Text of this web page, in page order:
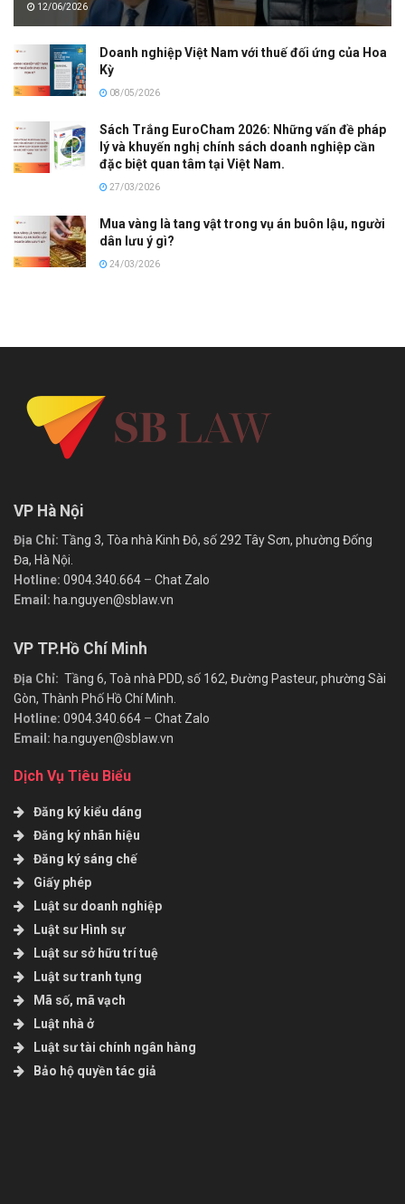
12/06/2026
Doanh nghiệp Việt Nam với thuế đối ứng của Hoa
Kỳ
08/05/2026
Sách Trắng EuroCham 2026: Những vấn đề pháp
lý và khuyến nghị chính sách doanh nghiệp cần
đặc biệt quan tâm tại Việt Nam.
27/03/2026
Mua vàng là tang vật trong vụ án buôn lậu, người
dân lưu ý gì?
24/03/2026
VP Hà Nội
Địa Chỉ: Tầng 3, Tòa nhà Kinh Đô, số 292 Tây Sơn, phường Đống
Đa, Hà Nội.
Hotline: 0904.340.664 – Chat Zalo
Email: ha.nguyen@sblaw.vn
VP TP.Hồ Chí Minh
Địa Chỉ: Tầng 6, Toà nhà PDD, số 162, Đường Pasteur, phường Sài
Gòn, Thành Phố Hồ Chí Minh.
Hotline: 0904.340.664 – Chat Zalo
Email: ha.nguyen@sblaw.vn
Dịch Vụ Tiêu Biểu
Đăng ký kiểu dáng
Đăng ký nhãn hiệu
Đăng ký sáng chế
Giấy phép
Luật sư doanh nghiệp
Luật sư Hình sự
Luật sư sở hữu trí tuệ
Luật sư tranh tụng
Mã số, mã vạch
Luật nhà ở
Luật sư tài chính ngân hàng
Bảo hộ quyền tác giả